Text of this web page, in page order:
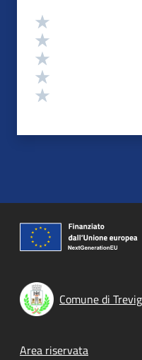
Valutazione
Comune di
Footer menu
Area riservata